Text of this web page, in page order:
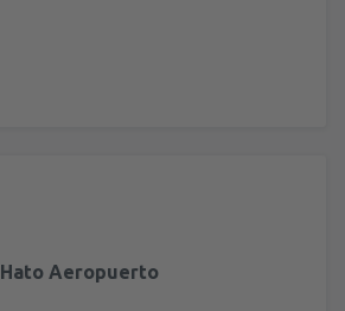
Hato Aeropuerto